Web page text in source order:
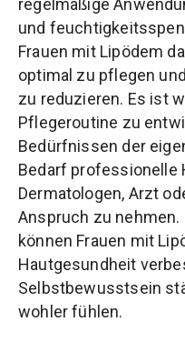
regelmäßige
und
Frauen mit Lipödem
optimal zu pflegen
zu reduzieren. Es ist
Pflegeroutine zu
Bedürfnissen der
Bedarf professionelle
Dermatologen, Arzt
Anspruch zu
können Frauen mit
Hautgesundheit
Selbstbewusstsein
wohler fühlen.